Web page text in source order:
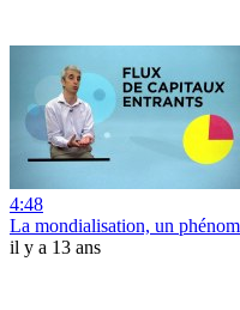
4:48
La mondialisation, un
il y a 13 ans